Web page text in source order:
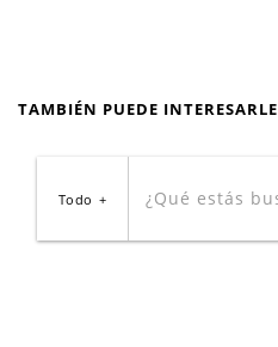
TAMBIÉN PUEDE INTERESARLE
Todo